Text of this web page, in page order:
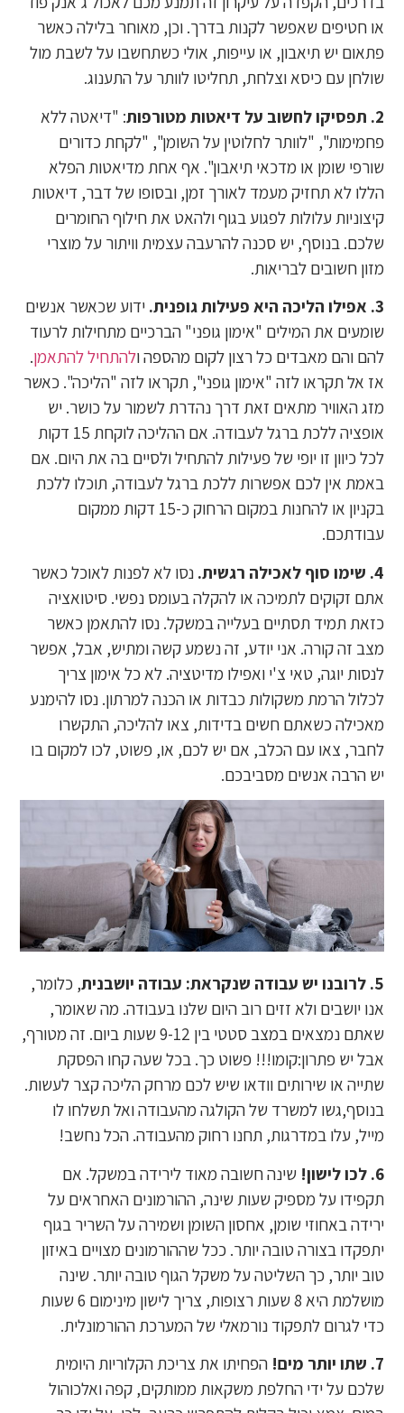
או חטיפים שאפשר לקנות בדרך. וכן, מאוחר בלילה כאשר
פתאום יש תיאבון, או עייפות, אולי כשתחשבו על לשבת מול
שולחן עם כיסא וצלחת, תחליטו לוותר על התענוג.
2. תפסיקו לחשוב על דיאטות מטורפות
: "דיאטה ללא
פחמימות", "לוותר לחלוטין על השומן", "לקחת כדורים
שורפי שומן או מדכאי תיאבון". אף אחת מדיאטות הפלא
הללו לא תחזיק מעמד לאורך זמן, ובסופו של דבר, דיאטות
קיצוניות עלולות לפגוע בגוף ולהאט את חילוף החומרים
שלכם. בנוסף, יש סכנה להרעבה עצמית וויתור על מוצרי
מזון חשובים לבריאות.
3. אפילו הליכה היא פעילות גופנית.
ידוע שכאשר אנשים
שומעים את המילים "אימון גופני" הברכיים מתחילות לרעוד
להם והם מאבדים כל רצון לקום מהספה ולהתחיל להתאמן.
אז אל תקראו לזה "אימון גופני", תקראו לזה "הליכה". כאשר
מזג האוויר מתאים זאת דרך נהדרת לשמור על כושר. יש
אופציה ללכת ברגל לעבודה. אם ההליכה לוקחת 15 דקות
לכל כיוון זו יופי של פעילות להתחיל ולסיים בה את היום. אם
באמת אין לכם אפשרות ללכת ברגל לעבודה, תוכלו ללכת
בקניון או להחנות במקום הרחוק כ-15 דקות ממקום
עבודתכם.
4. שימו סוף לאכילה רגשית.
נסו לא לפנות לאוכל כאשר
אתם זקוקים לתמיכה או להקלה בעומס נפשי. סיטואציה
כזאת תמיד תסתיים בעלייה במשקל. נסו להתאמן כאשר
מצב זה קורה. אני יודע, זה נשמע קשה ומתיש, אבל, אפשר
לנסות יוגה, טאי צ'י ואפילו מדיטציה. לא כל אימון צריך
לכלול הרמת משקולות כבדות או הכנה למרתון. נסו להימנע
מאכילה כשאתם חשים בדידות, צאו להליכה, התקשרו
לחבר, צאו עם הכלב, אם יש לכם, או, פשוט, לכו למקום בו
יש הרבה אנשים מסביבכם.
5. לרובנו יש עבודה שנקראת: עבודה יושבנית
, כלומר,
אנו יושבים ולא זזים רוב היום שלנו בעבודה. מה שאומר,
שאתם נמצאים במצב סטטי בין 9-12 שעות ביום. זה מטורף,
אבל יש פתרון:קומו!!! פשוט כך. בכל שעה קחו הפסקת
שתייה או שירותים וודאו שיש לכם מרחק הליכה קצר לעשות.
בנוסף,גשו למשרד של הקולגה מהעבודה ואל תשלחו לו
מייל, עלו במדרגות, תחנו רחוק מהעבודה. הכל נחשב!
6. לכו לישון!
שינה חשובה מאוד לירידה במשקל. אם
תקפידו על מספיק שעות שינה, ההורמונים האחראים על
ירידה באחוזי שומן, אחסון השומן ושמירה על השריר בגוף
יתפקדו בצורה טובה יותר. ככל שההורמונים מצויים באיזון
טוב יותר, כך השליטה על משקל הגוף טובה יותר. שינה
מושלמת היא 8 שעות רצופות, צריך לישון מינימום 6 שעות
כדי לגרום לתפקוד נורמאלי של המערכת ההורמונלית.
7. שתו יותר מים!
הפחיתו את צריכת הקלוריות היומית
שלכם על ידי החלפת משקאות ממותקים, קפה ואלכוהול